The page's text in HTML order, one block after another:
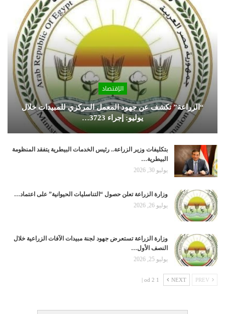
الإقتصاد
“الزراعة” تكشف عن جهود المعمل المركزي للمبيدات خلال
يوليو: إجراء 3723…
بتكليفات وزير الزراعة.. رئيس الخدمات البيطرية يتفقد المنظومة
البيطرية…
يوليو 30, 2026
وزارة الزراعة تعلن حصول “التناسليات الحيوانية” على اعتماد…
يوليو 26, 2026
وزارة الزراعة تستعرض جهود لجنة مبيدات الآفات الزراعية خلال
النصف الأول…
يوليو 25, 2026
NEXT
1 od 2 |